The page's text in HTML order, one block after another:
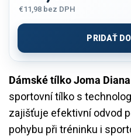
Dámské tílko Joma Diana
sportovní tílko s
zajišťuje efektivní odvod
pohybu při tréninku i
€11,98 bez DPH
cena:
PRIDAŤ